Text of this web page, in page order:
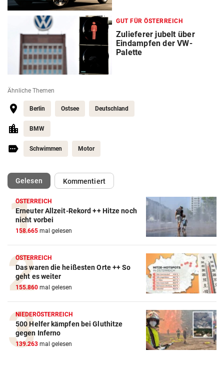
GUT FÜR ÖSTERREICH
Zulieferer jubelt über
Eindampfen der VW-
Palette
Ähnliche Themen
Berlin Ostsee Deutschland
BMW
Schwimmen Motor
Gelesen(ausgewählt)Kommentiert
ÖSTERREICH
Erneuter Allzeit-Rekord ++ Hitze noch
nicht vorbei
158.665 mal gelesen
ÖSTERREICH
Das waren die heißesten Orte ++ So
geht es weiter
155.860 mal gelesen
NIEDERÖSTERREICH
500 Helfer kämpfen bei Gluthitze
gegen Inferno
139.263 mal gelesen
Autobatterie Vergleich
ZUM VERGLEICH
Winterreifen Vergleich
ZUM VERGLEICH
Wagenheber Vergleich
ZUM VERGLEICH
Elektroroller Vergleich
ZUM VERGLEICH